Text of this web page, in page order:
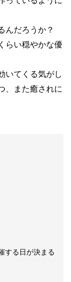
んだろうか？
らい穏やかな優
いてくる気がし
、また癒されに
する日が決まる